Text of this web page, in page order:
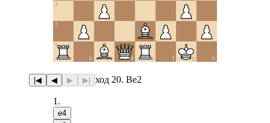
a b c d e f g h
1
2
3
|◀ ◀ ▶ ▶| ход 20. Be2
1 .
e4